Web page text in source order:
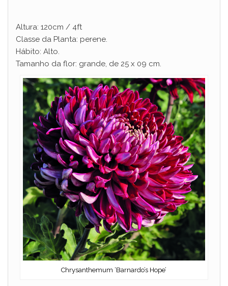
Altura: 120cm / 4ft
Classe da Planta: perene.
Hábito: Alto.
Tamanho da flor: grande, de 25 x 09 cm.
Chrysanthemum ‘Barnardo’s Hope’